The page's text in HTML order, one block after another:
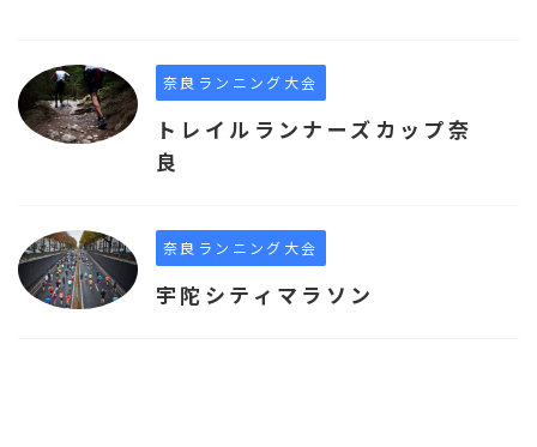
奈良ランニング大会
トレイルランナーズカップ奈
良
奈良ランニング大会
宇陀シティマラソン